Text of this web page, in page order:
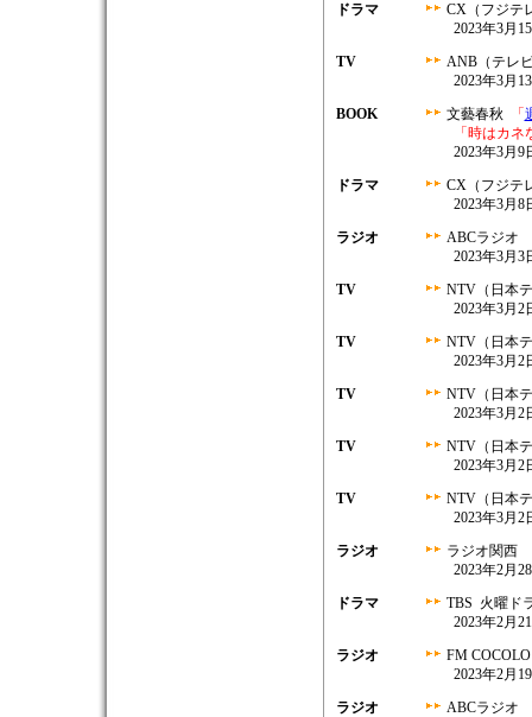
ドラマ
CX（フジテ
2023年3月
TV
ANB（テレ
2023年3月
BOOK
文藝春秋 「
「時はカネ
2023年3月9
ドラマ
CX（フジテ
2023年3月8
ラジオ
ABCラジオ
2023年3月3
TV
NTV（日本
2023年3月2
TV
NTV（日本
2023年3月2
TV
NTV（日本
2023年3月2
TV
NTV（日本
2023年3月2
TV
NTV（日本
2023年3月2
ラジオ
ラジオ関西
2023年2月
ドラマ
TBS 火曜ド
2023年2月
ラジオ
FM
2023年2月
ラジオ
ABCラジオ